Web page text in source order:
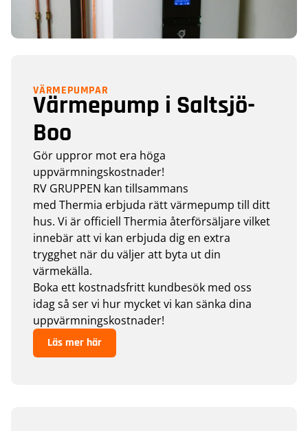
VÄRMEPUMPAR
Värmepump i Saltsjö-
Boo
Gör uppror mot era höga
uppvärmningskostnader!
RV GRUPPEN kan tillsammans
med Thermia erbjuda rätt värmepump till ditt
hus. Vi är officiell Thermia återförsäljare vilket
innebär att vi kan erbjuda dig en extra
trygghet när du väljer att byta ut din
värmekälla.
Boka ett kostnadsfritt kundbesök med oss
idag så ser vi hur mycket vi kan sänka dina
uppvärmningskostnader!
Läs mer här